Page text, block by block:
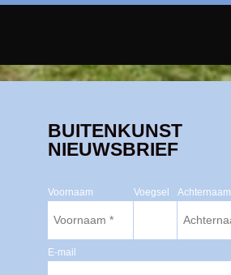
BUITENKUNST
NIEUWSBRIEF
Voornaam Voegsel Achternaam
E-mail